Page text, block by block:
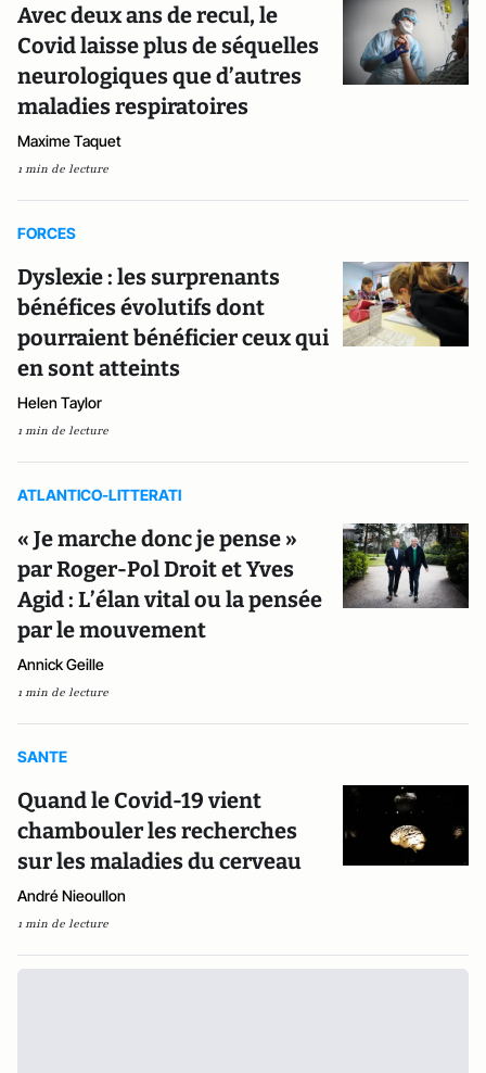
Avec deux ans de recul, le
Covid laisse plus de séquelles
neurologiques que d’autres
maladies respiratoires
Maxime Taquet
1 min de lecture
FORCES
Dyslexie : les surprenants
bénéfices évolutifs dont
pourraient bénéficier ceux qui
en sont atteints
Helen Taylor
1 min de lecture
ATLANTICO-LITTERATI
« Je marche donc je pense »
par Roger-Pol Droit et Yves
Agid : L’élan vital ou la pensée
par le mouvement
Annick Geille
1 min de lecture
SANTE
Quand le Covid-19 vient
chambouler les recherches
sur les maladies du cerveau
André Nieoullon
1 min de lecture